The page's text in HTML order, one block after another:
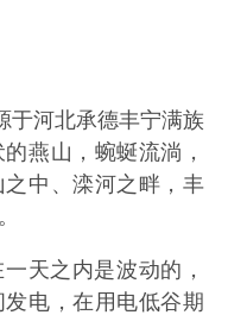
于河北承德丰宁满族
燕山，蜿蜒流淌，
中、滦河之畔，丰
天之内是波动的，
电，在用电低谷期